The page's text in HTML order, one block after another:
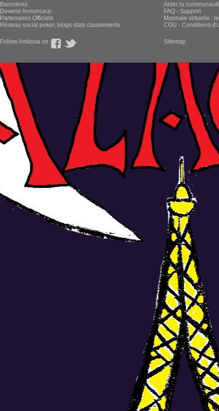
Bannières
Devenir Annonceur
Partenaires Officiels
Réseau social poker, blogs stats classements
Aider la
FAQ - Support
Monnaie virtuelle :
CGU - Conditions
Follow Amilova on Sitemap